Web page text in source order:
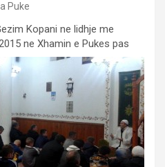
Puke
Kopani ne lidhje me
ne Xhamin e Pukes pas